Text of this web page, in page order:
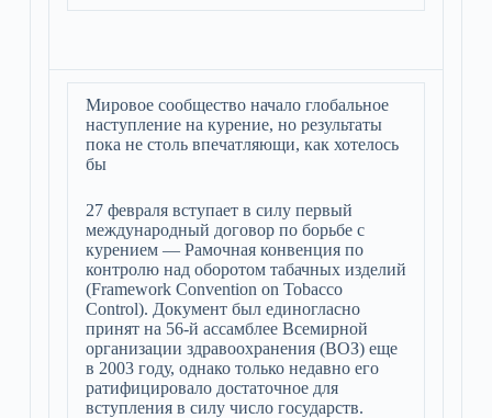
Мировое сообщество начало глобальное
наступление на курение, но результаты
пока не столь впечатляющи, как хотелось
бы
27 февраля вступает в силу первый
международный договор по борьбе с
курением — Рамочная конвенция по
контролю над оборотом табачных изделий
(Framework Convention on Tobacco
Control). Документ был единогласно
принят на 56-й ассамблее Всемирной
организации здравоохранения (ВОЗ) еще
в 2003 году, однако только недавно его
ратифицировало достаточное для
вступления в силу число государств.